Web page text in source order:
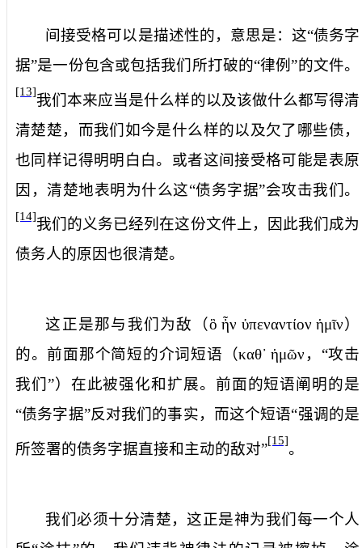
间接受格可以是描述性的，意思是：这“债务字
据”是一份包含或包括我们所打破的“律例”的文件。
[13]我们本来应当是什么样的以及该做什么都写得清
清楚楚，而我们如今是什么样的以及欠了哪些债，
也同样记得明明白白。或者这间接受格可能是表原
因，清楚地表明为什么这“债务字据”会攻击我们。
[14]我们的义务已经列在这份文件上，因此我们成为
债务人的原因也很清楚。
这正是那与我们为敌 （ὃ ἦν ὑπεναντίον ἡμῖν）
的。前面那个简短的介词短语（καθ᾿ ἡμῶν ，“攻击
我们”）在此被强化和扩展。前面的短语阐明的是
“债务字据”反对我们的事实，而这个短语“强调的是
所签署的债务字据直接和主动的敌对”[15]。
我们必须十分清楚，这正是神为我们每一个人